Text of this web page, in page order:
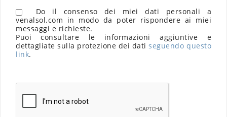
Do il consenso dei miei dati personali a
venalsol.com in modo da poter rispondere ai miei
messaggi e richieste.
Puoi consultare le informazioni aggiuntive e
dettagliate sulla protezione dei datiseguendo questo
link.